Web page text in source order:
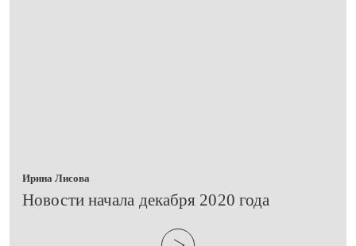
Ирина Лисова
Новости начала декабря 2020 года